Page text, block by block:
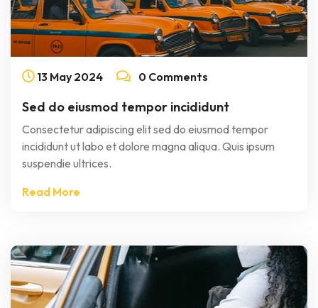
13 May 2024 0 Comments
Sed do eiusmod tempor incididunt
Consectetur adipiscing elit sed do eiusmod tempor
incididunt ut labo et dolore magna aliqua. Quis ipsum
suspendie ultrices.
Read More